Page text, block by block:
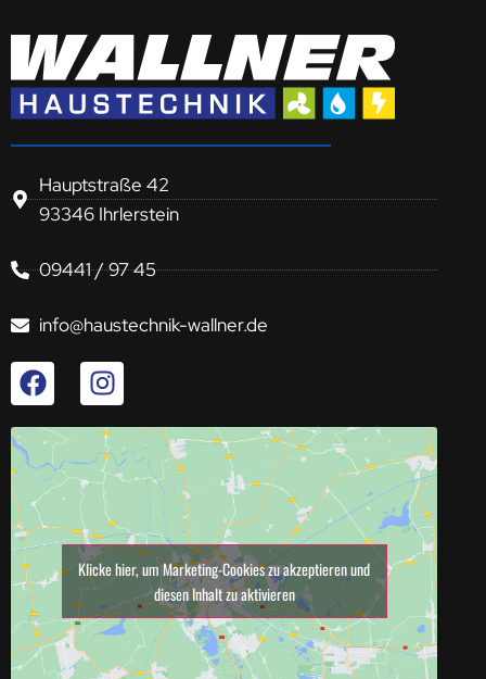
Hauptstraße 42
93346 Ihrlerstein
09441 / 97 45
info@haustechnik-wallner.de
Klicke hier, um Marketing-Cookies zu akzeptieren und
diesen Inhalt zu aktivieren